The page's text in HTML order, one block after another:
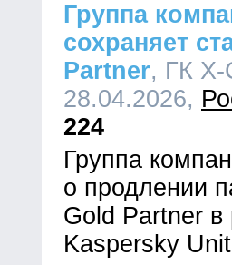
Группа
сохраняет
Partner, ГК X-
28.04.2026,
224
Группа
о продлении
Gold Partner
Kaspersky